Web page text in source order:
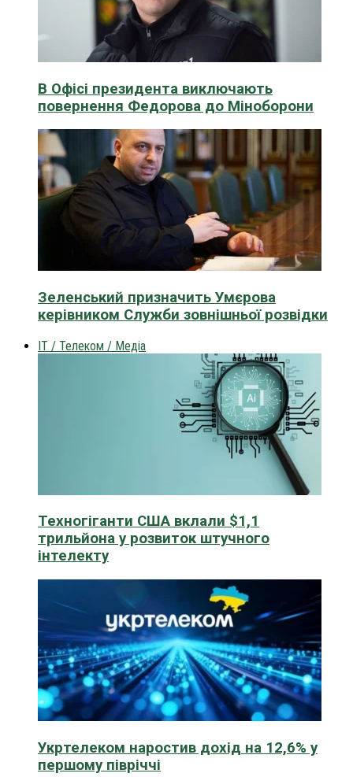
В Офісі президента виключають
повернення Федорова до Міноборони
Зеленський призначить Умєрова
керівником Служби зовнішньої розвідки
IT / Телеком / Медіа
Техногіганти США вклали $1,1
трильйона у розвиток штучного
інтелекту
Укртелеком наростив дохід на 12,6% у
першому півріччі